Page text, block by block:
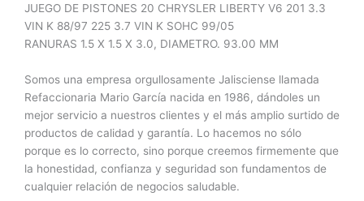
JUEGO DE PISTONES 20 CHRYSLER LIBERTY V6 201 3.3
VIN K 88/97 225 3.7 VIN K SOHC 99/05
RANURAS 1.5 X 1.5 X 3.0, DIAMETRO. 93.00 MM
Somos una empresa orgullosamente Jalisciense llamada
Refaccionaria Mario García nacida en 1986, dándoles un
mejor servicio a nuestros clientes y el más amplio surtido de
productos de calidad y garantía. Lo hacemos no sólo
porque es lo correcto, sino porque creemos firmemente que
la honestidad, confianza y seguridad son fundamentos de
cualquier relación de negocios saludable.